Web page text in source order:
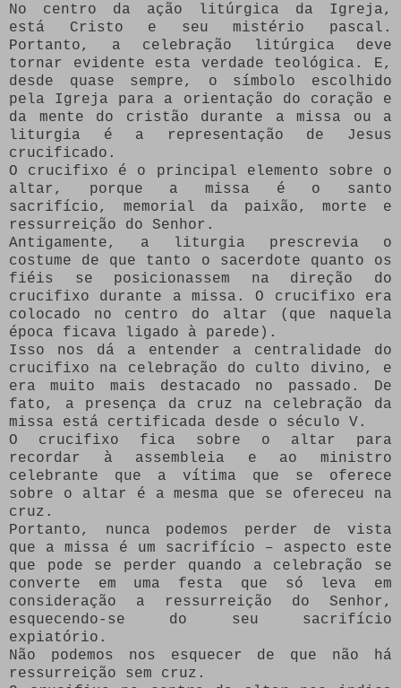
No centro da ação litúrgica da Igreja,
está Cristo e seu mistério pascal.
Portanto, a celebração litúrgica deve
tornar evidente esta verdade teológica. E,
desde quase sempre, o símbolo escolhido
pela Igreja para a orientação do coração e
da mente do cristão durante a missa ou a
liturgia é a representação de Jesus
crucificado.
O crucifixo é o principal elemento sobre o
altar, porque a missa é o santo
sacrifício, memorial da paixão, morte e
ressurreição do Senhor.
Antigamente, a liturgia prescrevia o
costume de que tanto o sacerdote quanto os
fiéis se posicionassem na direção do
crucifixo durante a missa. O crucifixo era
colocado no centro do altar (que naquela
época ficava ligado à parede).
Isso nos dá a entender a centralidade do
crucifixo na celebração do culto divino, e
era muito mais destacado no passado. De
fato, a presença da cruz na celebração da
missa está certificada desde o século V.
O crucifixo fica sobre o altar para
recordar à assembleia e ao ministro
celebrante que a vítima que se oferece
sobre o altar é a mesma que se ofereceu na
cruz.
Portanto, nunca podemos perder de vista
que a missa é um sacrifício – aspecto este
que pode se perder quando a celebração se
converte em uma festa que só leva em
consideração a ressurreição do Senhor,
esquecendo-se do seu sacrifício
expiatório.
Não podemos nos esquecer de que não há
ressurreição sem cruz.